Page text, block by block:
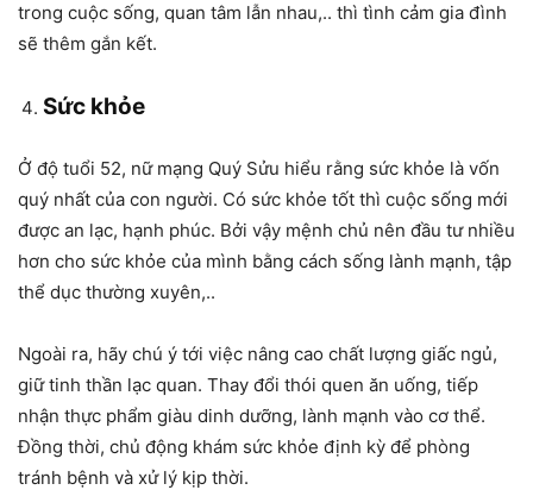
trong cuộc sống, quan tâm lẫn nhau,.. thì tình cảm gia đình
sẽ thêm gắn kết.
Sức khỏe
Ở độ tuổi 52, nữ mạng Quý Sửu hiểu rằng sức khỏe là vốn
quý nhất của con người. Có sức khỏe tốt thì cuộc sống mới
được an lạc, hạnh phúc. Bởi vậy mệnh chủ nên đầu tư nhiều
hơn cho sức khỏe của mình bằng cách sống lành mạnh, tập
thể dục thường xuyên,..
Ngoài ra, hãy chú ý tới việc nâng cao chất lượng giấc ngủ,
giữ tinh thần lạc quan. Thay đổi thói quen ăn uống, tiếp
nhận thực phẩm giàu dinh dưỡng, lành mạnh vào cơ thể.
Đồng thời, chủ động khám sức khỏe định kỳ để phòng
tránh bệnh và xử lý kịp thời.